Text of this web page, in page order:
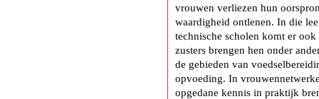
vrouwen verliezen hun
waardigheid ontlenen. In die
technische scholen komt er
zusters brengen hen onder
de gebieden van
opvoeding. In
opgedane kennis in praktijk